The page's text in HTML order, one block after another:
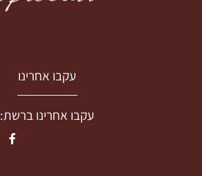
עקבו אחרינו
עקבו אחרינו ברשת: